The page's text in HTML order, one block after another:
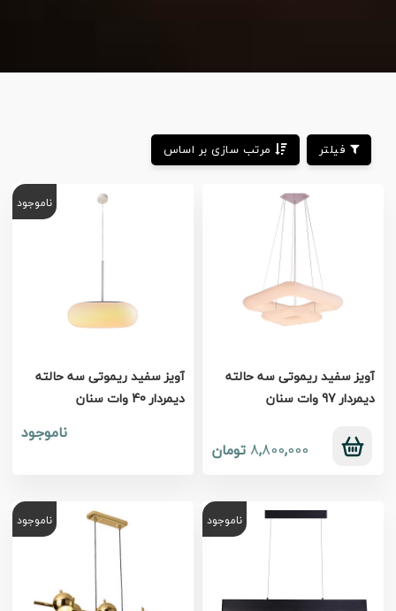
مرتب سازی بر اساس
آویز سفید ریموتی سه حالته
دیمردار 97 وات سنان
8,800,000 تومان
آویز سفید ریموتی سه حالته
دیمردار 40 وات سنان
ناموجود
ناموجود
ناموجود ناموجود